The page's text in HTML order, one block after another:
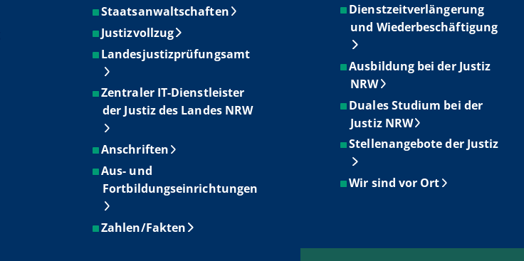
Staatsanwaltschaften
Justizvollzug
Landesjustizprüfungsamt
Zentraler IT-Dienstleister
der Justiz des Landes NRW
Anschriften
Aus- und
Fortbildungseinrichtungen
Zahlen/Fakten
Dienstzeitverlängerung
und Wiederbeschäftigung
Ausbildung bei der Justiz
NRW
Duales Studium bei der
Justiz NRW
Stellenangebote der Justiz
Wir sind vor Ort